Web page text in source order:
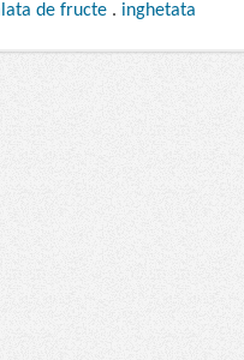
de fructe . inghetata